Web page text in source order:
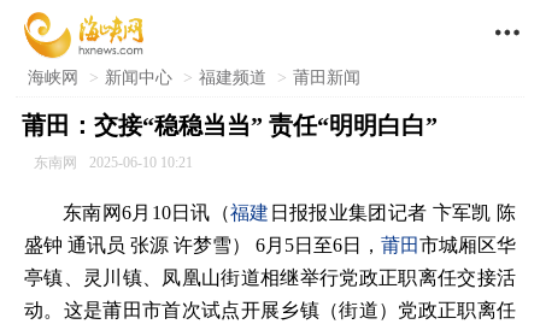

海峡网 > 新闻中心 > 福建频道 > 莆田新闻
莆田：交接“稳稳当当” 责任“明明白白”
东南网 2025-06-10 10:21
东南网6月10日讯（福建 日报报业集团记者 卞军凯 陈
盛钟 通讯员 张源 许梦雪） 6月5日至6日， 莆田市城厢区华
亭镇、灵川镇、凤凰山街道相继举行党政正职离任交接活
动。这是莆田市首次试点开展乡镇（街道）党政正职离任